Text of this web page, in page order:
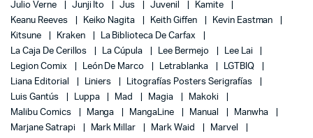
Julio Verne
Junji Ito Jus Juvenil
Kamite
Keanu Reeves
Keiko Nagita Keith Giffen
Kevin Eastman
Kitsune
Kraken
La Biblioteca De Carfax
La Caja De Cerillos
La Cúpula Lee Bermejo
Lee Lai
Legion Comix
León De Marco Letrablanka
LGTBIQ
Liana Editorial
Liniers
Litografías Posters Serigrafías
Luis Gantús
Luppa Mad Magia
Makoki
Malibu Comics
Manga MangaLine Manual
Manwha
Marjane Satrapi
Mark Millar Mark Waid
Marvel